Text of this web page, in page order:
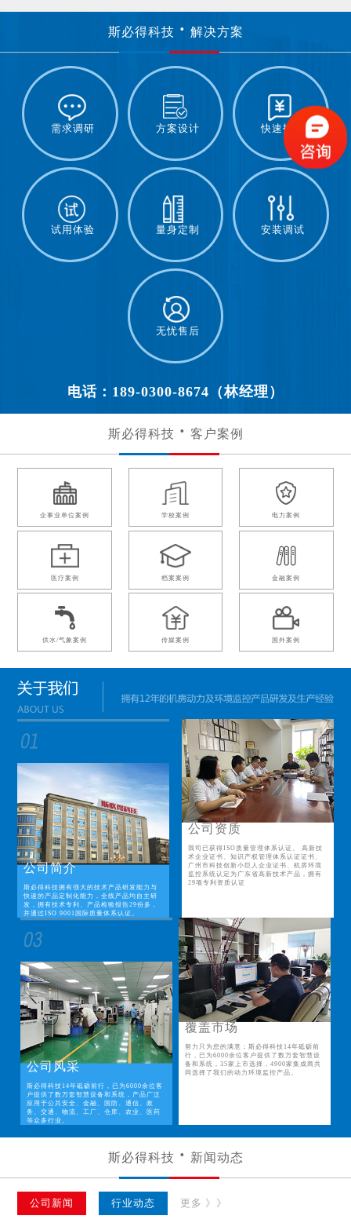
斯必得科技 解决方案
需求调研 方案设计 快速报价
试用体验 量身定制 安装调试
无忧售后
电话：189-0300-8674（林经理）
斯必得科技 客户案例
企事业单位案例 学校案例 电力案例
医疗案例 档案案例 金融案例
供水/气象案例 传媒案例 国外案例
公司简介
斯必得科技拥有强大的技术产品研发能力与
快速的产品定制化能力，全线产品均自主研
发，拥有技术专利、产品检验报告29份多，
并通过ISO 9001国际质量体系认证。
公司资质
我司已获得ISO质量管理体系认证、 高新技
术企业证书、知识产权管理体系认证证书、
广州市科技创新小巨人企业证书、机房环境
监控系统认定为广东省高新技术产品，拥有
29项专利资质认证
公司风采
斯必得科技14年砥砺前行，已为6000余位客
户提供了数万套智慧设备和系统，产品广泛
应用于公共安全、金融、国防、通信、政
务、交通、物流、工厂、仓库、农业、医药
等众多行业。
覆盖市场
努力只为您的满意；斯必得科技14年砥砺前
行，已为6000余位客户提供了数万套智慧设
备和系统，35家上市选择，4900家集成商共
同选择了我们的动力环境监控产品。
斯必得科技 新闻动态
公司新闻 行业动态 更多 》》